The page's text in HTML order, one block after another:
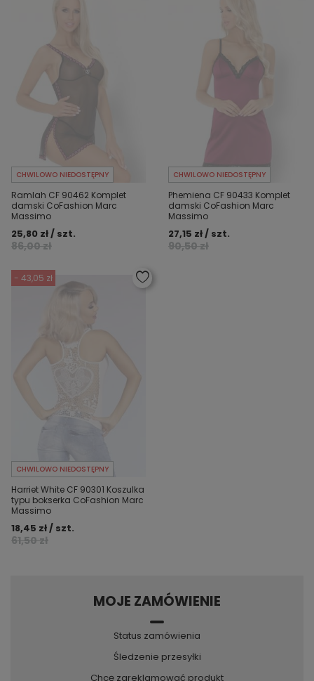
CHWILOWO NIEDOSTĘPNY
Ramlah CF 90462 Komplet
damski CoFashion Marc
Massimo
86,00 zł
25,80 zł / szt.
CHWILOWO NIEDOSTĘPNY
Phemiena CF 90433 Komplet
damski CoFashion Marc
Massimo
90,50 zł
27,15 zł / szt.
- 43,05 zł
CHWILOWO NIEDOSTĘPNY
Harriet White CF 90301 Koszulka
typu bokserka CoFashion Marc
Massimo
61,50 zł
18,45 zł / szt.
MOJE ZAMÓWIENIE
Status zamówienia
Śledzenie przesyłki
Chcę zareklamować produkt